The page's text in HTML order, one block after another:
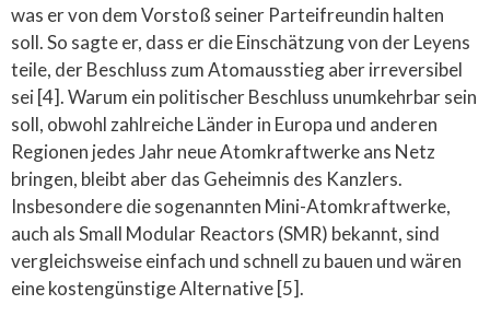
was er von dem Vorstoß seiner Parteifreundin halten
soll. So sagte er, dass er die Einschätzung von der Leyens
teile, der Beschluss zum Atomausstieg aber irreversibel
sei [4]. Warum ein politischer Beschluss unumkehrbar sein
soll, obwohl zahlreiche Länder in Europa und anderen
Regionen jedes Jahr neue Atomkraftwerke ans Netz
bringen, bleibt aber das Geheimnis des Kanzlers.
Insbesondere die sogenannten Mini-Atomkraftwerke,
auch als Small Modular Reactors (SMR) bekannt, sind
vergleichsweise einfach und schnell zu bauen und wären
eine kostengünstige Alternative [5].